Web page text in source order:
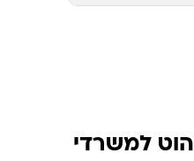
למשרדי